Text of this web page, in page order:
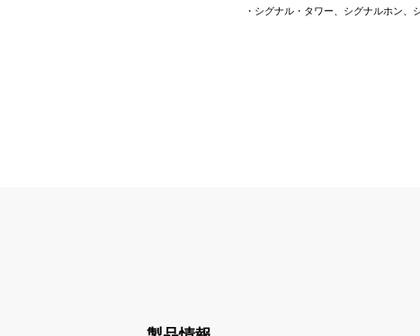
・シグナル・タワー、シグナルホン、